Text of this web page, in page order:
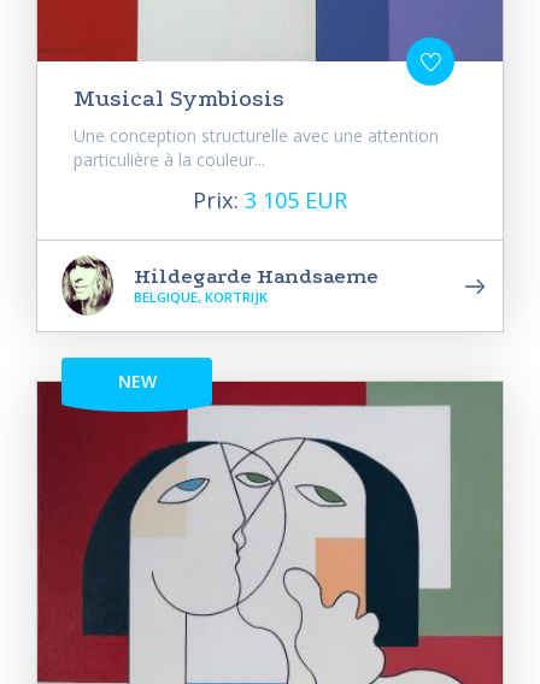
Musical Symbiosis
Une conception structurelle avec une attention
particulière à la couleur...
Prix: 3 105 EUR
Hildegarde Handsaeme
BELGIQUE, KORTRIJK
NEW